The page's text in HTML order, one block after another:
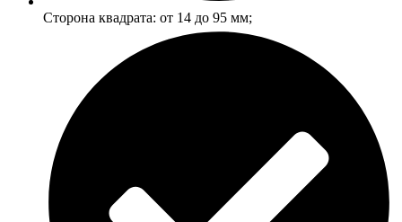
Сторона квадрата: от 14 до 95 мм;